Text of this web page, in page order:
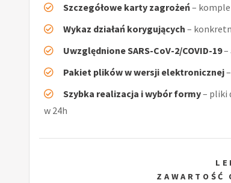
Szczegółowe karty zagrożeń–
Wykaz działań korygujących –
Uwzględnione SARS-CoV-2/COVID-19–
Pakiet plików w wersji elektronicznej
Szybka realizacja i wybór formy– pliki
w 24h
ZAWARTOŚĆ